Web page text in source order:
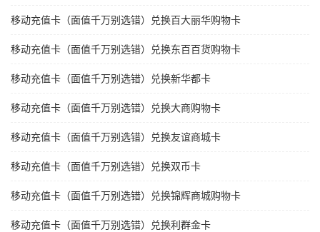
移动充值卡（面值千万别选错）兑换百大丽华购物卡
移动充值卡（面值千万别选错）兑换东百百货购物卡
移动充值卡（面值千万别选错）兑换新华都卡
移动充值卡（面值千万别选错）兑换大商购物卡
移动充值卡（面值千万别选错）兑换友谊商城卡
移动充值卡（面值千万别选错）兑换双币卡
移动充值卡（面值千万别选错）兑换锦辉商城购物卡
移动充值卡（面值千万别选错）兑换利群金卡